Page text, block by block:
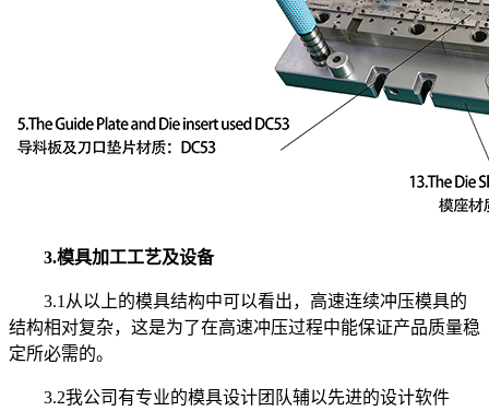
3.模具加工工艺及设备
3.1从以上的模具结构中可以看出，高速连续冲压模具的
结构相对复杂，这是为了在高速冲压过程中能保证产品质量稳
定所必需的。
3.2我公司有专业的模具设计团队辅以先进的设计软件